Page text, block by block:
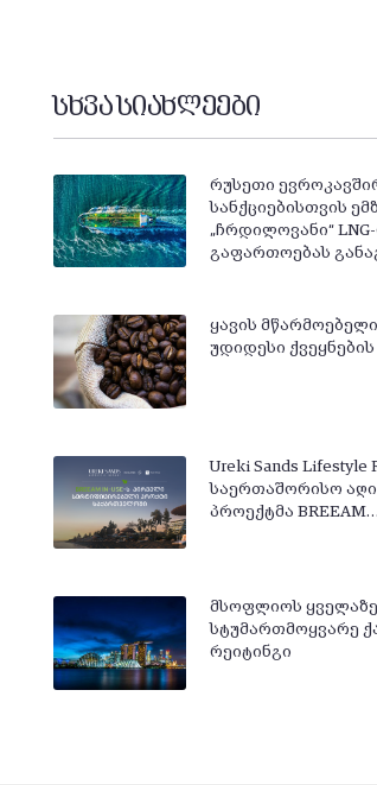
სხვა სიახლეები
რუსეთი
სანქციებისთვის
„ჩრდილოვანი“
გაფართოებას
ყავის
უდიდესი
Ureki Sands Lifestyle
საერთაშორისო
პროექტმა BREEAM…
მსოფლიოს ყველაზე
სტუმართმოყვარე
რეიტინგი